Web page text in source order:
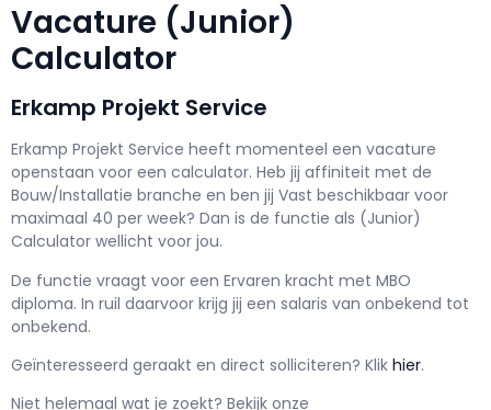
Vacature (Junior)
Calculator
Erkamp Projekt Service
Erkamp Projekt Service heeft momenteel een vacature
openstaan voor een calculator. Heb jij affiniteit met de
Bouw/Installatie branche en ben jij Vast beschikbaar voor
maximaal 40 per week? Dan is de functie als (Junior)
Calculator wellicht voor jou.
De functie vraagt voor een Ervaren kracht met MBO
diploma. In ruil daarvoor krijg jij een salaris van onbekend tot
onbekend.
Geïnteresseerd geraakt en direct solliciteren? Klik hier.
Niet helemaal wat je zoekt? Bekijk onze